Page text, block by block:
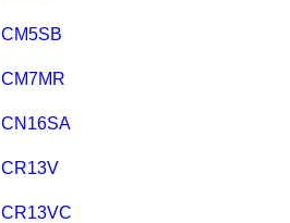
CM5SB
CM7MR
CN16SA
CR13V
CR13VC